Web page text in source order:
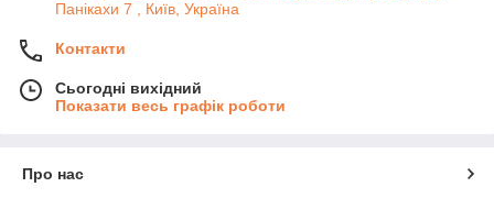
Панікахи 7 , Київ, Україна
Контакти
Сьогодні вихідний
Показати весь графік роботи
Про нас